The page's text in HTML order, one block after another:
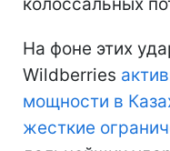
колоссальных
На фоне этих
Wildberries
мощности в
жесткие